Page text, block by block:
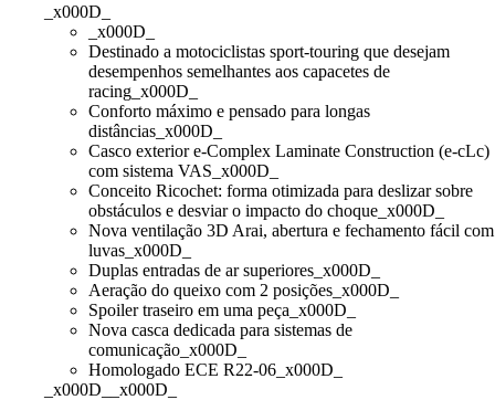
_x000D_
_x000D_
Destinado a motociclistas sport-touring que desejam
desempenhos semelhantes aos capacetes de
racing_x000D_
Conforto máximo e pensado para longas
distâncias_x000D_
Casco exterior e-Complex Laminate Construction (e-cLc)
com sistema VAS_x000D_
Conceito Ricochet: forma otimizada para deslizar sobre
obstáculos e desviar o impacto do choque_x000D_
Nova ventilação 3D Arai, abertura e fechamento fácil com
luvas_x000D_
Duplas entradas de ar superiores_x000D_
Aeração do queixo com 2 posições_x000D_
Spoiler traseiro em uma peça_x000D_
Nova casca dedicada para sistemas de
comunicação_x000D_
Homologado ECE R22-06_x000D_
_x000D__x000D_